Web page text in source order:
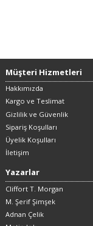
Müşteri Hizmetleri
Hakkımızda
Kargo ve Teslimat
Gizlilik ve Güvenlik
Sipariş Koşulları
Üyelik Koşulları
İletişim
Yazarlar
Cliffort T. Morgan
M. Şerif Şimşek
Adnan Çelik